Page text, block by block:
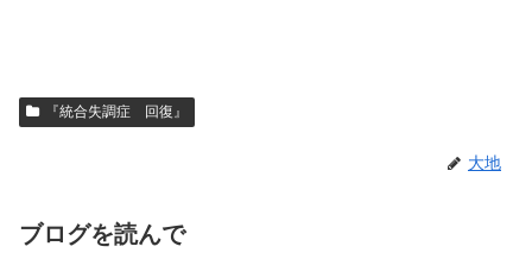
『統合失調症 回復』
大地
ブログを読んで